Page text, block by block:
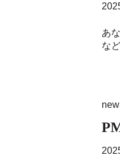
あ
な